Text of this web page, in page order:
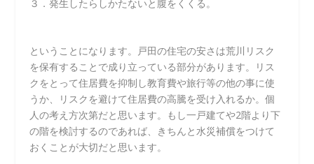
３．発生したらしかたないと腹をくくる。
ということになります。戸田の住宅の安さは荒川リスク
を保有することで成り立っている部分があります。リス
クをとって住居費を抑制し教育費や旅行等の他の事に使
うか、リスクを避けて住居費の高騰を受け入れるか。個
人の考え方次第だと思います。もし一戸建てや2階より下
の階を検討するのであれば、きちんと水災補償をつけて
おくことが大切だと思います。